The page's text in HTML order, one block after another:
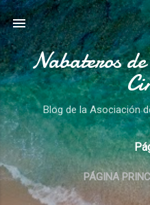
Ir al
Nabateros
Blog de la Asociación
PÁGINA